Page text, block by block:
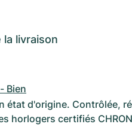
livraison
Bien
état d'origine. Contrôlée,
horlogers certifiés